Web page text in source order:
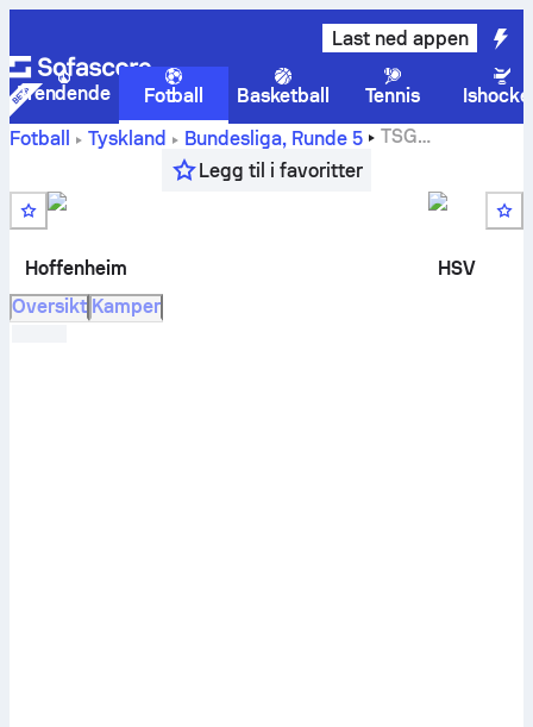
Last ned appen
Trendende Fotball Basketball Tennis
Fotball
Tyskland Bundesliga, Runde 5
TSG
Hamburger SVlive resultat, H2H resultater,
tabell and spådommer
Legg til i favoritter
Hoffenheim
HSV
Oversikt Kamper